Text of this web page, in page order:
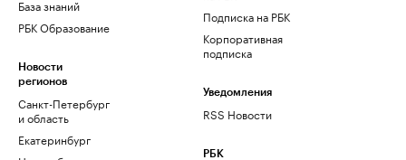
База знаний
РБК Образование
Новости
регионов
Санкт-Петербург
и область
Екатеринбург
Подписка на РБК
Корпоративная
подписка
Уведомления
RSS Новости
РБК